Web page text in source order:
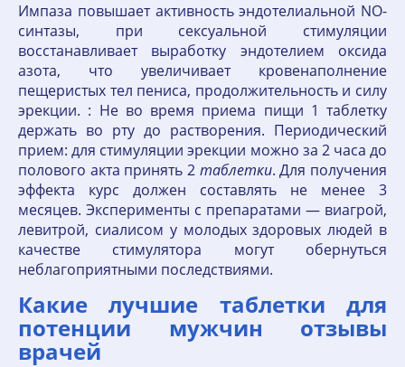
Импаза повышает активность эндотелиальной NO-
синтазы, при сексуальной стимуляции
восстанавливает выработку эндотелием оксида
азота, что увеличивает кровенаполнение
пещеристых тел пениса, продолжительность и силу
эрекции. : Не во время приема пищи 1 таблетку
держать во рту до растворения. Периодический
прием: для стимуляции эрекции можно за 2 часа до
полового акта принять 2 таблетки. Для получения
эффекта курс должен составлять не менее 3
месяцев. Эксперименты с препаратами — виагрой,
левитрой, сиалисом у молодых здоровых людей в
качестве стимулятора могут обернуться
неблагоприятными последствиями.
Какие лучшие таблетки для
потенции мужчин отзывы
врачей